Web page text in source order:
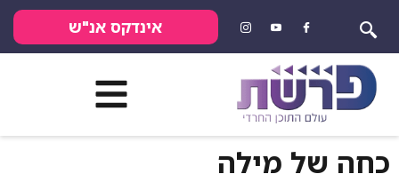
אינדקס אנ"ש
כחה של מילה